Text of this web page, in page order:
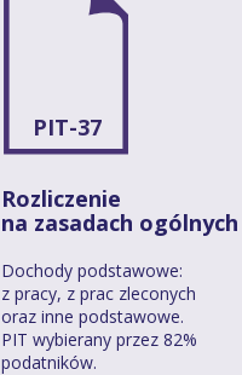
PIT-37
Rozliczenie
na zasadach ogólnych
Dochody podstawowe:
z pracy, z prac zleconych
oraz inne podstawowe.
PIT wybierany przez 82%
podatników.